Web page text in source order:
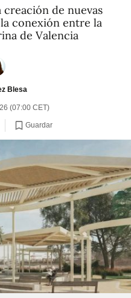
de nuevas
conexión entre la
de Valencia
Blesa
(07:00 CET)
Guardar